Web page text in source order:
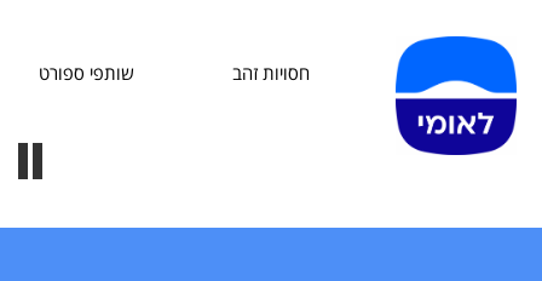
חסויות זהב שותפי ספורט